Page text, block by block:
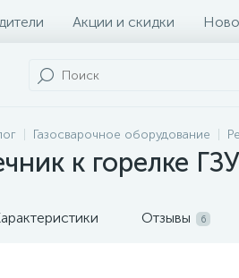
Акции и скидки
Газосварочное оборудование
к горелке
Отзывы 6